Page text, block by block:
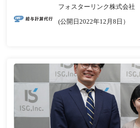
フォスターリンク株式会社
(公開日2022年12月8日）